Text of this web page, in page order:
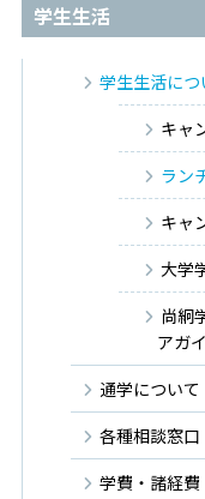
学生生活
学生生活につ
キャ
ラン
キャ
大学
尚絅
アガ
通学について
各種相談窓口
学費・諸経費